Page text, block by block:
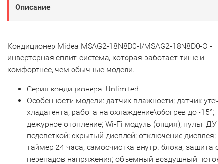
Описание
Кондиционер Midea MSAG2-18N8D0-I/MSAG2-18N8D0-O -
инверторная сплит-система, которая работает тише и
комфортнее, чем обычные модели.
Серия кондиционера: Unlimited
Особенности модели: датчик влажности; датчик
хладагента; работа на охлаждение\обогрев до -15°;
дежурное отопление; Wi-Fi модуль (опция); пульт ДУ
подсветкой; скрытый дисплей; отключение дисплея;
таймер 24 часа; самоочистка внутр. блока; защита
перепадов напряжения; объемный воздушный